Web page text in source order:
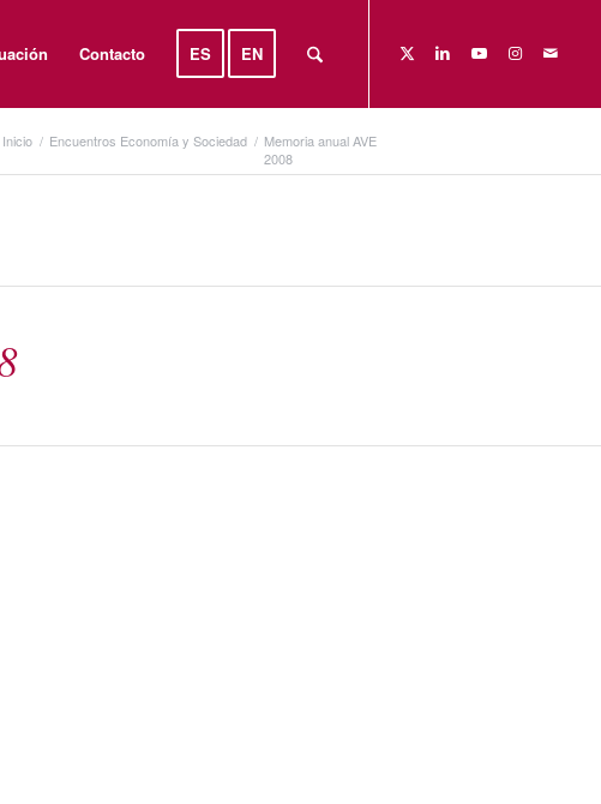
Contacto ES EN
Inicio / Encuentros Economía y Sociedad / Memoria anual AVE
2008